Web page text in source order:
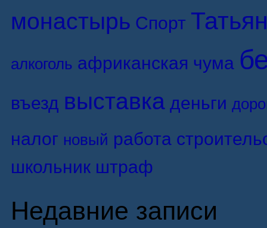
монастырь Спорт
алкоголь африканская чума
въезд выставкаденьги
налог новый работа
школьник штраф
Недавние записи